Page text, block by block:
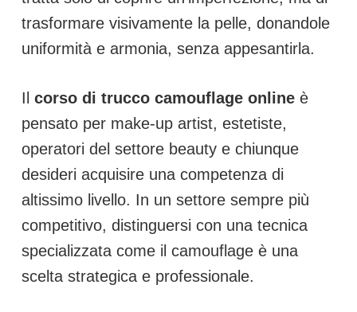
trasformare visivamente la pelle, donandole
uniformità e armonia, senza appesantirla.
Il corso di trucco camouflage onlineè
pensato per make-up artist, estetiste,
operatori del settore beauty e chiunque
desideri acquisire una competenza di
altissimo livello. In un settore sempre più
competitivo, distinguersi con una tecnica
specializzata come il camouflage è una
scelta strategica e professionale.